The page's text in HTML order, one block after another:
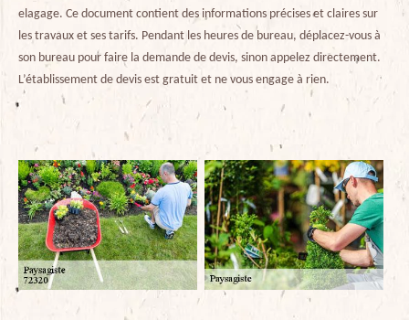
elagage. Ce document contient des informations précises et claires sur
les travaux et ses tarifs. Pendant les heures de bureau, déplacez-vous à
son bureau pour faire la demande de devis, sinon appelez directement.
L’établissement de devis est gratuit et ne vous engage à rien.